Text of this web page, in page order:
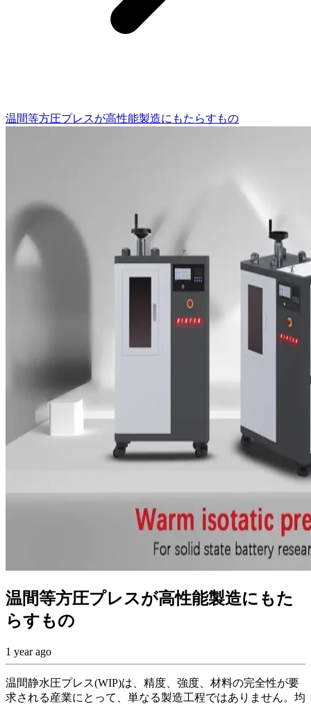
温間等方圧プレスが高性能製造にもたらすもの
温間等方圧プレスが高性能製造にもた
らすもの
1 year ago
温間静水圧プレス(WIP)は、精度、強度、材料の完全性が要
求される産業にとって、単なる製造工程ではありません。均